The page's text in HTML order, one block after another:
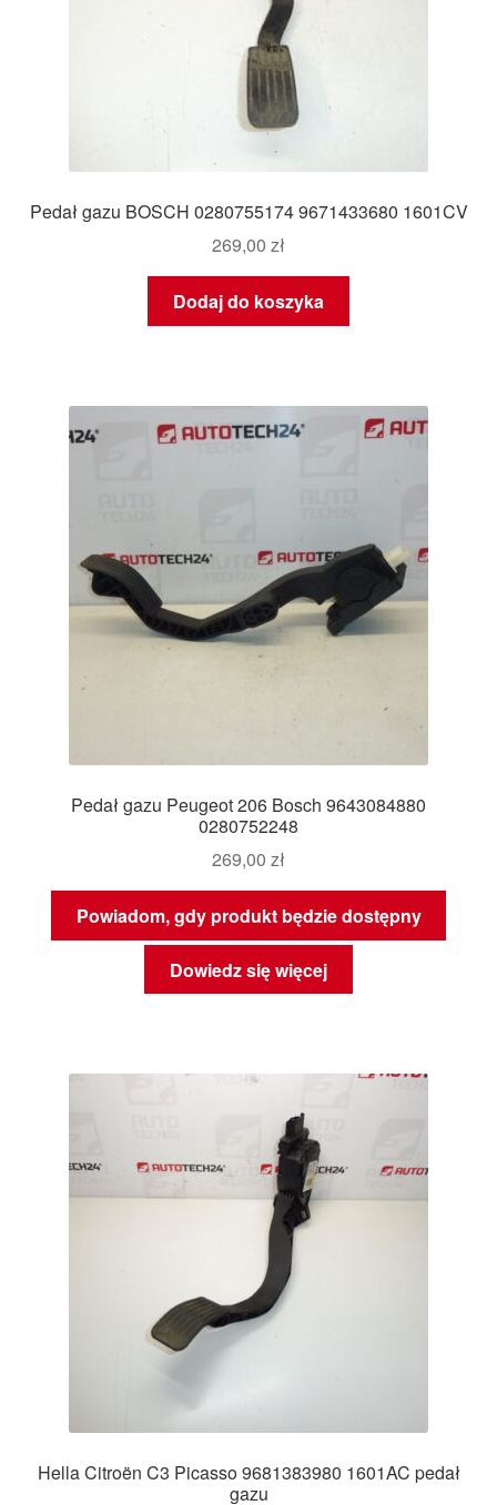
Pedał gazu BOSCH 0280755174 9671433680 1601CV
269,00 zł
Dodaj do koszyka
Pedał gazu Peugeot 206 Bosch 9643084880
0280752248
269,00 zł
Powiadom, gdy produkt będzie dostępny
Dowiedz się więcej
Hella Citroën C3 Picasso 9681383980 1601AC pedał
gazu